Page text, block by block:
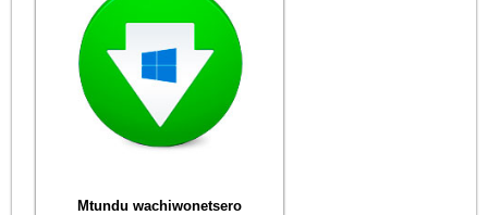
Mtundu wachiwonetsero